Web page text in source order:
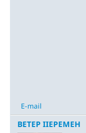
E-mail
BETEP IIEPEMEH